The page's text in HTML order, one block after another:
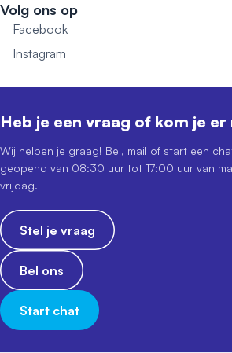
Volg ons op
Facebook
Instagram
Heb je een vraag of kom je
Wij helpen je graag! Bel, mail of start een
geopend van 08:30 uur tot 17:00 uur van
vrijdag.
Stel je vraag
Bel ons
Start chat